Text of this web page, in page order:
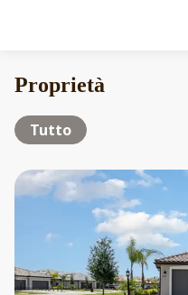
Proprietà
Tutto